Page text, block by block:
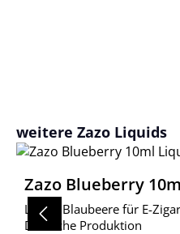
Produktgalerie
weitere Zazo Liquids
Zazo Blueberry
Liquid Blaubeere für E-
Deutsche Produktion